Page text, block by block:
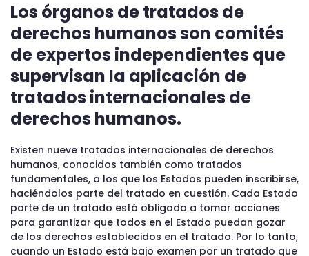
Los órganos de tratados de
derechos humanos son comités
de expertos independientes que
supervisan la aplicación de
tratados internacionales de
derechos humanos.
Existen nueve tratados internacionales de derechos
humanos, conocidos también como tratados
fundamentales, a los que los Estados pueden inscribirse,
haciéndolos parte del tratado en cuestión. Cada Estado
parte de un tratado está obligado a tomar acciones
para garantizar que todos en el Estado puedan gozar
de los derechos establecidos en el tratado. Por lo tanto,
cuando un Estado está bajo examen por un tratado que